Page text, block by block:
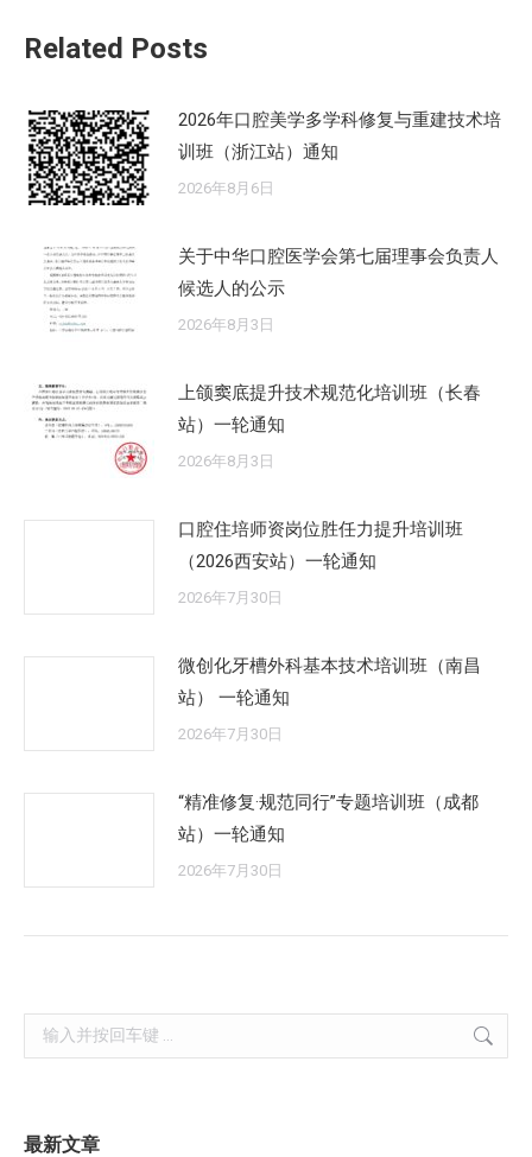
Related Posts
2026年口腔美学多学科修复与重建技术培
训班（浙江站）通知
2026年8月6日
关于中华口腔医学会第七届理事会负责人
候选人的公示
2026年8月3日
上颌窦底提升技术规范化培训班（长春
站）一轮通知
2026年8月3日
口腔住培师资岗位胜任力提升培训班
（2026西安站）一轮通知
2026年7月30日
微创化牙槽外科基本技术培训班（南昌
站） 一轮通知
2026年7月30日
“精准修复·规范同行”专题培训班（成都
站）一轮通知
2026年7月30日
Search:
最新文章